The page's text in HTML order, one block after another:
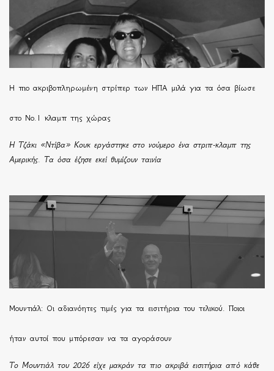
H πιο ακριβοπληρωμένη στρίπερ των ΗΠΑ μιλά για τα όσα βίωσε
στο Νο.1 κλαμπ της χώρας
Η Τζάκι «Ντίβα» Κουκ εργάστηκε στο νούμερο ένα στριπ-κλαμπ της
Αμερικής. Τα όσα έζησε εκεί θυμίζουν ταινία
Μουντιάλ: Οι αδιανόητες τιμές για τα εισιτήρια του τελικού. Ποιοι
ήταν αυτοί που μπόρεσαν να τα αγοράσουν
Το Μουντιάλ του 2026 είχε μακράν τα πιο ακριβά εισιτήρια από κάθε